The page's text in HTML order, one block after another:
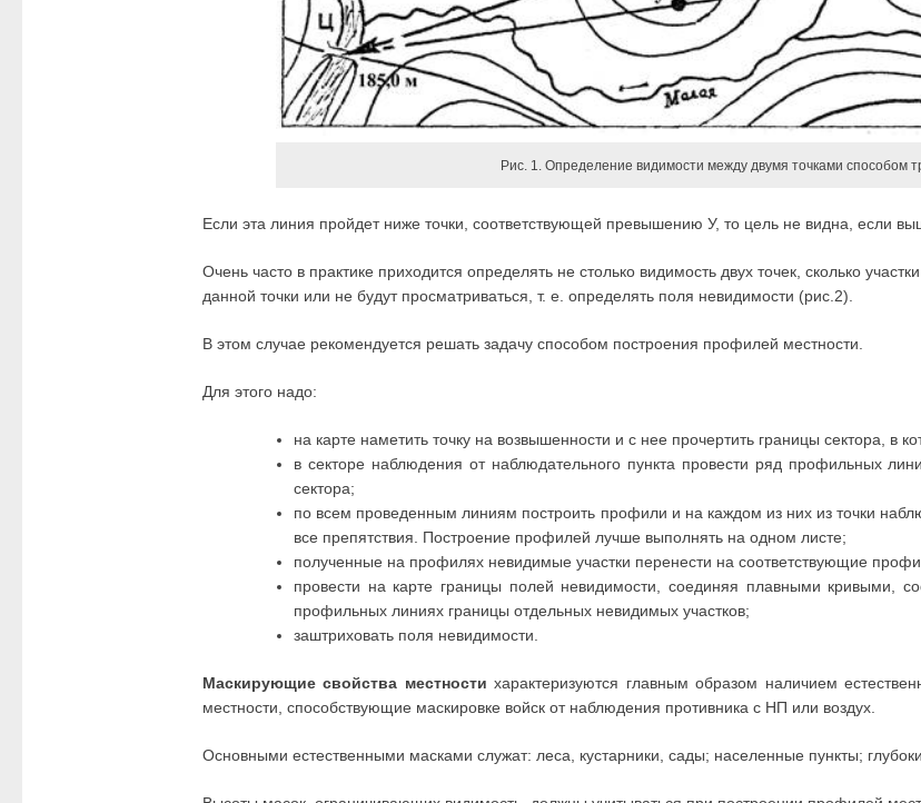
Рис. 1. Определение видимости между двумя точками способом
Если эта линия пройдет ниже точки, соответствующей превышению У, то цель не видна, если
Очень часто в практике приходится определять не столько видимость двух точек, сколько
данной точки или не будут просматриваться, т. е. определять поля невидимости (рис.2).
В этом случае рекомендуется решать задачу способом построения профилей местности.
Для этого надо:
на карте наметить точку на возвышенности и с нее прочертить границы сектора, в
в секторе наблюдения от наблюдательного пункта провести ряд профильных
сектора;
по всем проведенным линиям построить профили и на каждом из них из точки
все препятствия. Построение профилей лучше выполнять на одном листе;
полученные на профилях невидимые участки перенести на соответствующие
провести на карте границы полей невидимости, соединяя плавными кривыми,
профильных линиях границы отдельных невидимых участков;
заштриховать поля невидимости.
Маскирующие свойства местности характеризуются главным образом наличием
местности, способствующие маскировке войск от наблюдения противника с НП или воздух.
Основными естественными масками служат: леса, кустарники, сады; населенные пункты;